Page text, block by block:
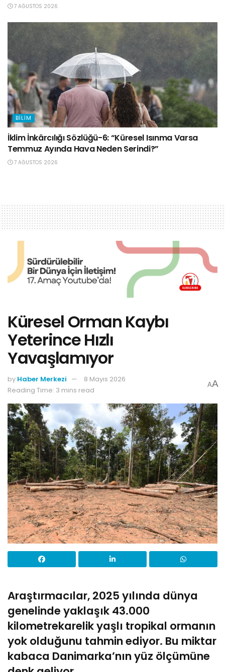
7 AĞUSTOS 2026
BILIM
İklim İnkârcılığı Sözlüğü-6: “Küresel Isınma Varsa
Temmuz Ayında Hava Neden Serindi?”
7 AĞUSTOS 2026
Küresel Orman Kaybı
Yeterince Hızlı
Yavaşlamıyor
by Haber Merkezi
8 Mayıs 2026
Reading Time: 3 mins read
AA
Araştırmacılar, 2025 yılında dünya
genelinde yaklaşık 43.000
kilometrekarelik yaşlı tropikal ormanın
yok olduğunu tahmin ediyor. Bu miktar
kabaca Danimarka’nın yüz ölçümüne